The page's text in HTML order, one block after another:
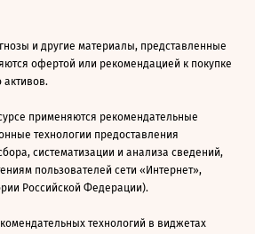
и другие материалы, представленные
офертой или рекомендацией к покупке
активов.
применяются рекомендательные
технологии предоставления
систематизации и анализа сведений,
пользователей сети «Интернет»,
Российской Федерации).
технологий в виджетах